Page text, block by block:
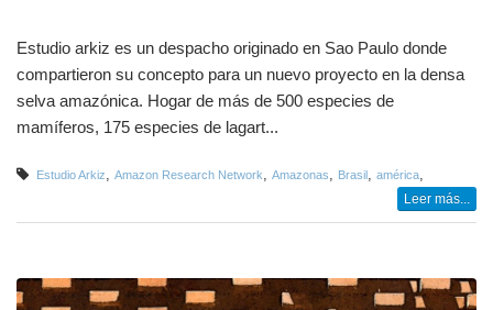
Estudio arkiz es un despacho originado en Sao Paulo donde
compartieron su concepto para un nuevo proyecto en la densa
selva amazónica. Hogar de más de 500 especies de
mamíferos, 175 especies de lagart...
Estudio Arkiz, Amazon Research Network, Amazonas, Brasil , américa,
Leer más...